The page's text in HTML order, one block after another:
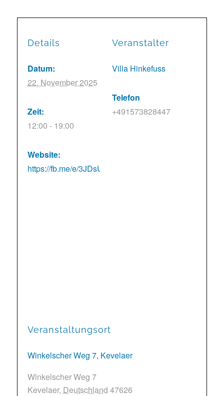
Details
Datum:
22. November 2025
Zeit:
12:00 - 19:00
Website:
https://fb.me/e/3JDsUoFMF
Veranstalter
Villa Hinkefuss
Telefon
+491573828447
Veranstaltungsort
Winkelscher Weg 7, Kevelaer
Winkelscher Weg 7
Kevelaer, Deutschland 47626